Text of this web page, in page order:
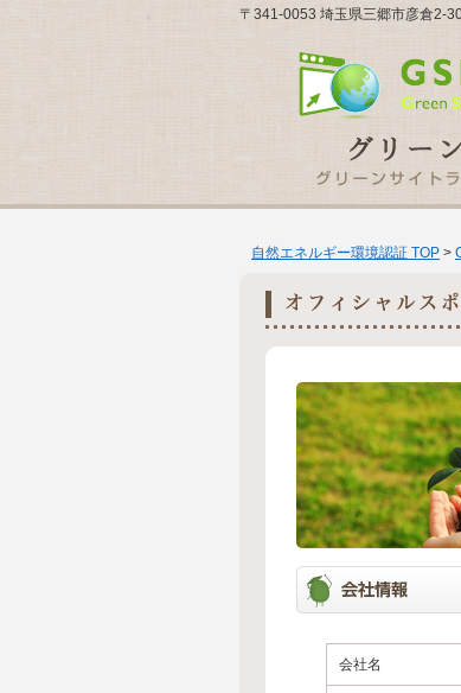
〒341-0053 埼玉県三郷市彦倉2-
自然エネルギー環境認証 TOP >
会社名